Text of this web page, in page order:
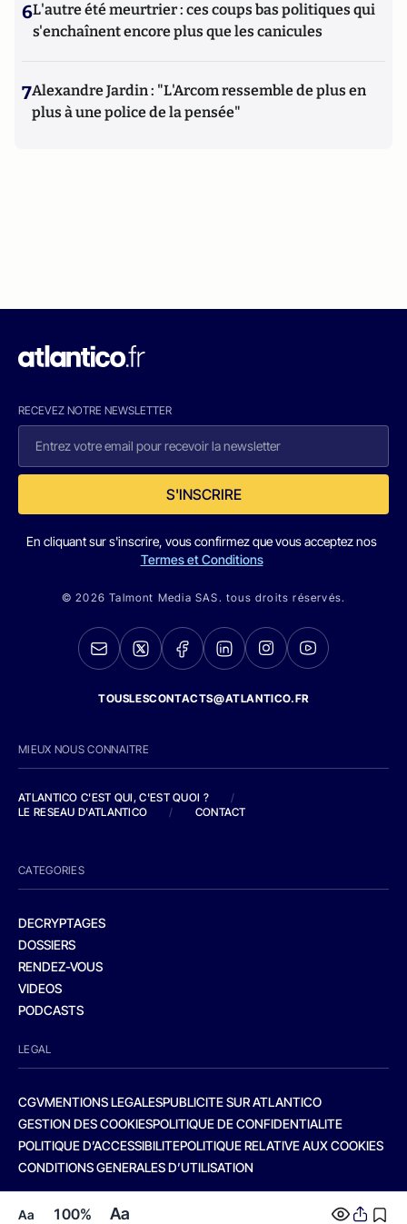
Aa 100% Aa
6L'autre été meurtrier : ces coups bas politiques qui
s'enchaînent encore plus que les canicules
7Alexandre Jardin : "L'Arcom ressemble de plus en
plus à une police de la pensée"
RECEVEZ NOTRE NEWSLETTER
S'INSCRIRE
En cliquant sur s'inscrire, vous confirmez que vous acceptez nos
Termes et Conditions
© 2026 Talmont Media SAS. tous droits réservés.
TOUSLESCONTACTS@ATLANTICO.FR
MIEUX NOUS CONNAITRE
ATLANTICO C'EST QUI, C'EST QUOI ?
/
LE RESEAU D'ATLANTICO
/ CONTACT
CATEGORIES
DECRYPTAGES
DOSSIERS
RENDEZ-VOUS
VIDEOS
PODCASTS
LEGAL
CGVMENTIONS LEGALESPUBLICITE SUR ATLANTICO
GESTION DES COOKIESPOLITIQUE DE CONFIDENTIALITE
POLITIQUE D’ACCESSIBILITEPOLITIQUE RELATIVE AUX COOKIES
CONDITIONS GENERALES D’UTILISATION